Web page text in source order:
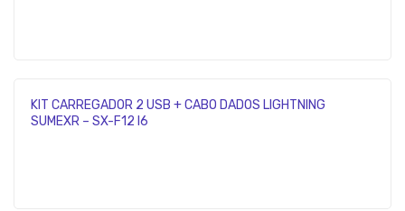
KIT CARREGADOR 2 USB + CABO DADOS LIGHTNING
SUMEXR – SX-F12 I6